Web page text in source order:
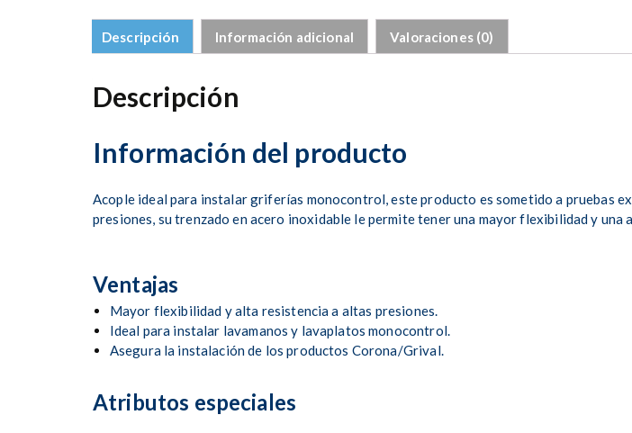
Descripción Información adicional Valoraciones (0)
Descripción
Información del producto
Acople ideal para instalar griferías monocontrol, este producto es sometido a pruebas
presiones, su trenzado en acero inoxidable le permite tener una mayor flexibilidad y
Ventajas
Mayor flexibilidad y alta resistencia a altas presiones.
Ideal para instalar lavamanos y lavaplatos monocontrol.
Asegura la instalación de los productos Corona/Grival.
Atributos especiales